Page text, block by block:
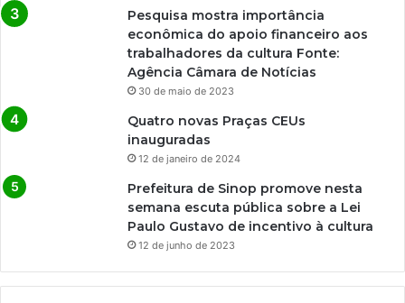
Pesquisa mostra importância
econômica do apoio financeiro aos
trabalhadores da cultura Fonte:
Agência Câmara de Notícias
30 de maio de 2023
Quatro novas Praças CEUs
inauguradas
12 de janeiro de 2024
Prefeitura de Sinop promove nesta
semana escuta pública sobre a Lei
Paulo Gustavo de incentivo à cultura
12 de junho de 2023